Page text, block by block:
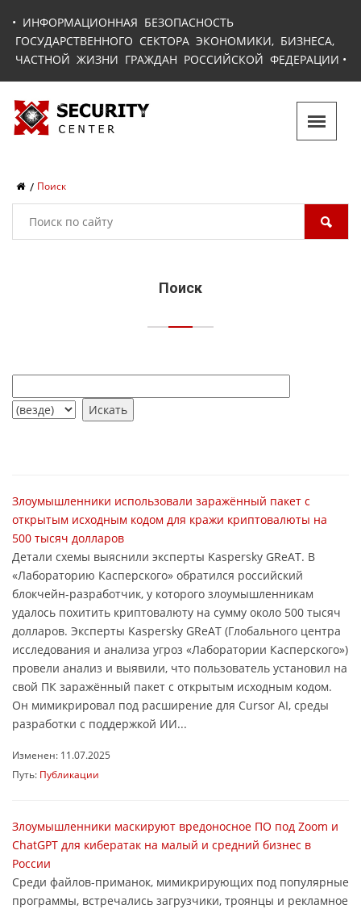
• ИНФОРМАЦИОННАЯ БЕЗОПАСНОСТЬ
ГОСУДАРСТВЕННОГО СЕКТОРА ЭКОНОМИКИ, БИЗНЕСА,
ЧАСТНОЙ ЖИЗНИ ГРАЖДАН РОССИЙСКОЙ ФЕДЕРАЦИИ •
Поиск
Поиск
Злоумышленники использовали заражённый пакет с
открытым исходным кодом для кражи криптовалюты на
500 тысяч долларов
Детали схемы выяснили эксперты Kaspersky GReAT. В
«Лабораторию Касперского» обратился российский
блокчейн-разработчик, у которого злоумышленникам
удалось похитить криптовалюту на сумму около 500 тысяч
долларов. Эксперты Kaspersky GReAT (Глобального центра
исследования и анализа угроз «Лаборатории Касперского»)
провели анализ и выявили, что пользователь установил на
свой ПК заражённый пакет с открытым исходным кодом.
Он мимикрировал под расширение для Cursor AI, среды
разработки с поддержкой ИИ...
Изменен: 11.07.2025
Путь: Публикации
Злоумышленники маскируют вредоносное ПО под Zoom и
ChatGPT для кибератак на малый и средний бизнес в
России
Среди файлов-приманок, мимикрирующих под популярные
программы, встречались загрузчики, троянцы и рекламное